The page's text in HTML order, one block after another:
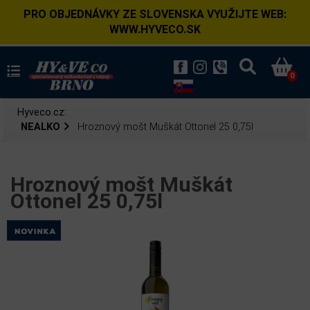
PRO OBJEDNÁVKY ZE SLOVENSKA VYUŽIJTE WEB:
WWW.HYVECO.SK
0
Hyveco.cz:
NEALKO
Hroznový mošt Muškát Ottonel 25 0,75l
Hroznový mošt Muškát
Ottonel 25 0,75l